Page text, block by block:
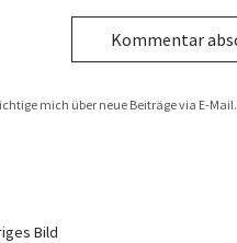
mich über neue Beiträge via E-Mail.
Bild